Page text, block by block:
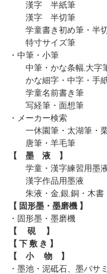
漢字 半紙筆
漢字 半切筆
学童書き初め筆・半
特寸サイズ筆
・中筆・小筆
中筆・かな条幅,大字
かな細字・中字・手
学童名前書き筆
写経筆・面想筆
・メーカー検索
一休園筆 ・太湖筆 ・
唐筆 ・羊毛筆
【 墨 液 】
学童・漢字練習用墨
漢字作品用墨液
朱液・金,銀,銅・木書
【 固形墨・墨磨機 】
・固形墨 ・墨磨機
【 硯 】
【 下 敷 き 】
【 小 物 】
・墨池・泥砥石、墨バサ